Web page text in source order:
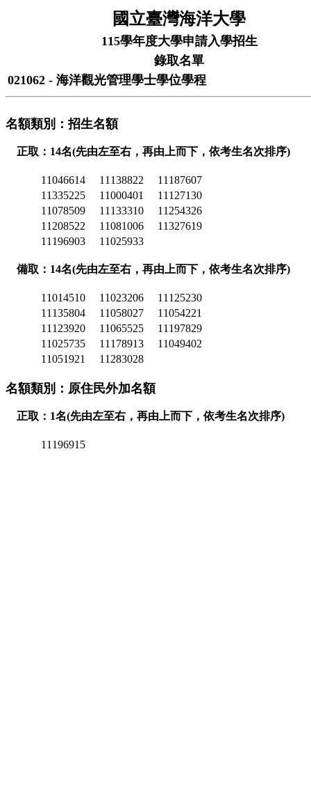
國立臺灣海洋大學
115學年度大學申請入學招生
錄取名單
021062 - 海洋觀光管理學士學位學程
名額類別：招生名額
正取：14名(先由左至右，再由上而下，依考生名次排序)
11046614 11138822
11187607
11335225
11000401
11127130
11078509
11133310
11254326
11208522
11081006
11327619
11196903
11025933
備取：14名(先由左至右，再由上而下，依考生名次排序)
11014510 11023206
11125230
11135804
11058027
11054221
11123920
11065525
11197829
11025735
11178913
11049402
11051921
11283028
名額類別：原住民外加名額
正取：1名(先由左至右，再由上而下，依考生名次排序)
11196915